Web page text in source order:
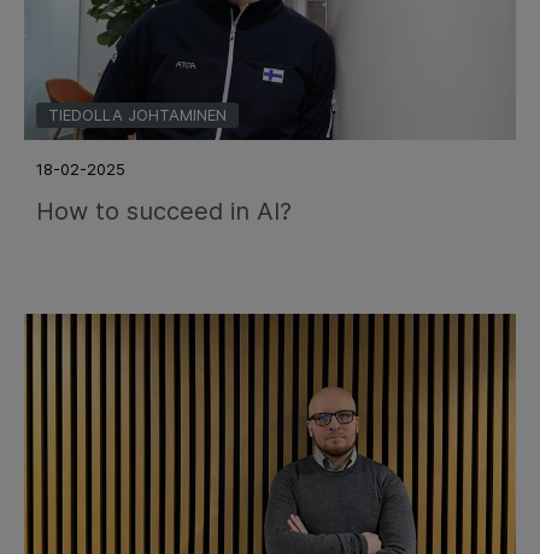
TIEDOLLA JOHTAMINEN
18-02-2025
How to succeed in AI?